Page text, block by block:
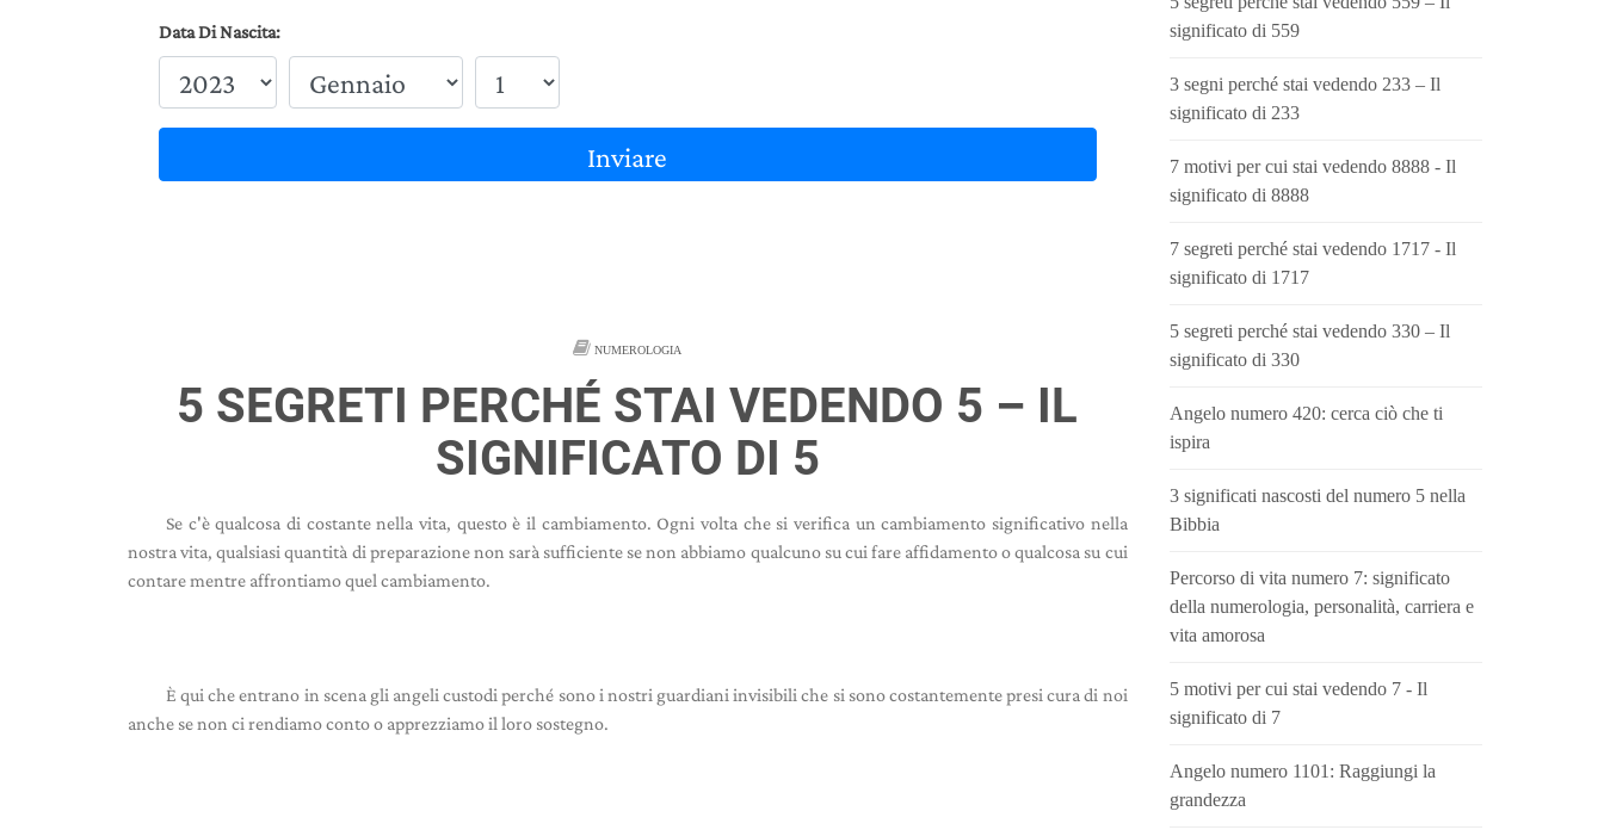
Data Di Nascita:
Inviare
NUMEROLOGIA
5 SEGRETI PERCHÉ STAI VEDENDO 5 – IL
SIGNIFICATO DI 5
Se c'è qualcosa di costante nella vita, questo è il cambiamento. Ogni volta che si verifica un cambiamento significativo nella
nostra vita, qualsiasi quantità di preparazione non sarà sufficiente se non abbiamo qualcuno su cui fare affidamento o qualcosa su cui
contare mentre affrontiamo quel cambiamento.
È qui che entrano in scena gli angeli custodi perché sono i nostri guardiani invisibili che si sono costantemente presi cura di noi
anche se non ci rendiamo conto o apprezziamo il loro sostegno.
significato di 559
3 segni perché stai vedendo 233 – Il
significato di 233
7 motivi per cui stai vedendo 8888 - Il
significato di 8888
7 segreti perché stai vedendo 1717 - Il
significato di 1717
5 segreti perché stai vedendo 330 – Il
significato di 330
Angelo numero 420: cerca ciò che ti
ispira
3 significati nascosti del numero 5 nella
Bibbia
Percorso di vita numero 7: significato
della numerologia, personalità, carriera e
vita amorosa
5 motivi per cui stai vedendo 7 - Il
significato di 7
Angelo numero 1101: Raggiungi la
grandezza